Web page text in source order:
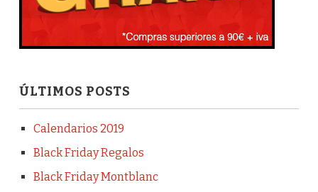
ÚLTIMOS POSTS
Calendarios 2019
Black Friday Regalos
Black Friday Montblanc